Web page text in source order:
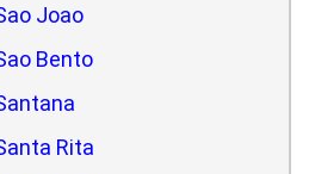
Joao
Bento
Rita